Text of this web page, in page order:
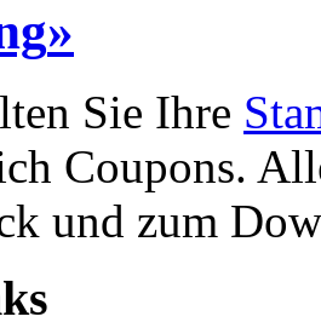
»
Sie Ihre
Coupons.
und zum